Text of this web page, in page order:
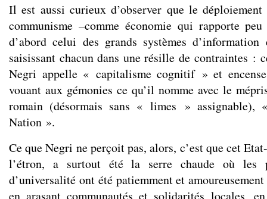
Il est aussi curieux d’observer que le
communisme –comme économie qui rapporte
d’abord celui des grands systèmes
saisissant chacun dans une résille de contraintes :
Negri appelle « capitalisme cognitif » et
vouant aux gémonies ce qu’il nomme avec le
romain (désormais sans « limes » assignable),
Nation ».
Ce que Negri ne perçoit pas, alors, c’est que cet
l’étron, a surtout été la serre chaude où les
d’universalité ont été patiemment et